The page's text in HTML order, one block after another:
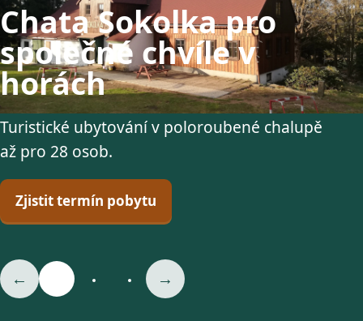
Chata Sokolka pro
společné chvíle v
horách
Turistické ubytování v poloroubené chalupě
až pro 28 osob.
Zjistit termín pobytu
← →